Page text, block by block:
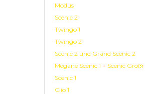
Modus
Scenic 2
Twingo 1
Twingo 2
Scenic 2 und Grand Scenic 2
Megane Scenic 1 + Scenic Großr
Scenic 1
Clio 1